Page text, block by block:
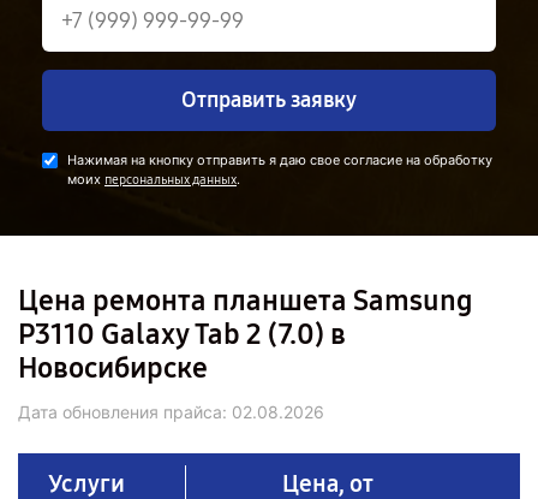
Отправить заявку
Нажимая на кнопку отправить я даю свое согласие на обработку
моих персональных данных.
Цена ремонта планшета Samsung
P3110 Galaxy Tab 2 (7.0) в
Новосибирске
Дата обновления прайса: 02.08.2026
Услуги Цена, от